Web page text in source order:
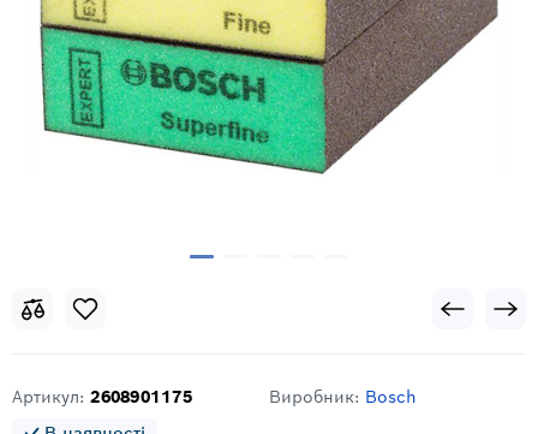
Артикул: 2608901175 Виробник: Bosch